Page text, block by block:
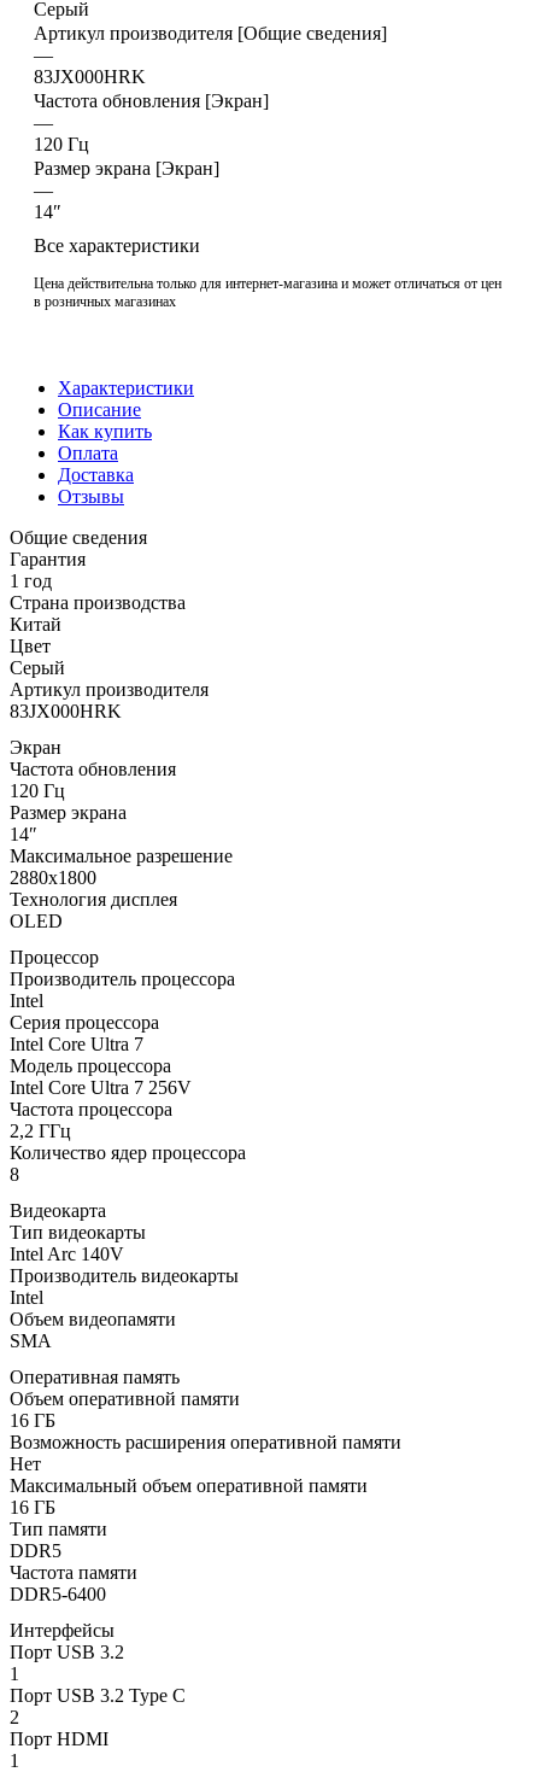
Серый
Артикул производителя [Общие сведения]
—
83JX000HRK
Частота обновления [Экран]
—
120 Гц
Размер экрана [Экран]
—
14″
Все характеристики
Цена действительна только для интернет-магазина и может отличаться от цен
в розничных магазинах
Характеристики
Описание
Как купить
Оплата
Доставка
Отзывы
Общие сведения
Гарантия
1 год
Страна производства
Китай
Цвет
Серый
Артикул производителя
83JX000HRK
Экран
Частота обновления
120 Гц
Размер экрана
14″
Максимальное разрешение
2880x1800
Технология дисплея
OLED
Процессор
Производитель процессора
Intel
Серия процессора
Intel Core Ultra 7
Модель процессора
Intel Core Ultra 7 256V
Частота процессора
2,2 ГГц
Количество ядер процессора
8
Видеокарта
Тип видеокарты
Intel Arc 140V
Производитель видеокарты
Intel
Объем видеопамяти
SMA
Оперативная память
Объем оперативной памяти
16 ГБ
Возможность расширения оперативной памяти
Нет
Максимальный объем оперативной памяти
16 ГБ
Тип памяти
DDR5
Частота памяти
DDR5-6400
Интерфейсы
Порт USB 3.2
1
Порт USB 3.2 Type C
2
Порт HDMI
1